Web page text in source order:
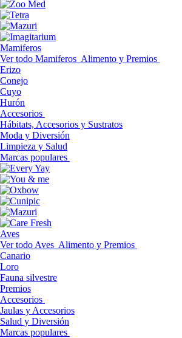
Mamiferos
Ver todo Mamiferos Alimento y Premios
Erizo
Conejo
Cuyo
Hurón
Accesorios
Hábitats, Accesorios y Sustratos
Moda y Diversión
Limpieza y Salud
Marcas populares
Aves
Ver todo Aves Alimento y Premios
Canario
Loro
Fauna silvestre
Premios
Accesorios
Jaulas y Accesorios
Salud y Diversión
Marcas populares